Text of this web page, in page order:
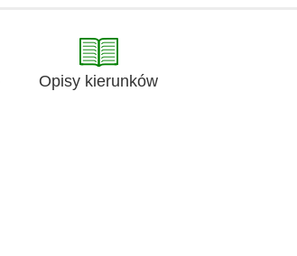
Opisy kierunków